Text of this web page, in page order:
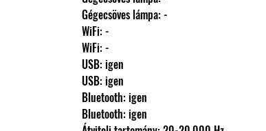
                Gégecsöves lámpa: -
                WiFi: -
                WiFi: -
                USB: igen
                USB: igen
                Bluetooth: igen
                Bluetooth: igen